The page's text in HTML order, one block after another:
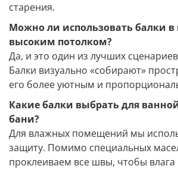
старения.
Можно ли использовать балки
высоким потолком?
Да, и это один из лучших
Балки визуально «собирают»
его более уютным и
Какие балки выбрать для
бани?
Для влажных помещений мы
защиту. Помимо специальных
проклеиваем все швы, чтобы влага